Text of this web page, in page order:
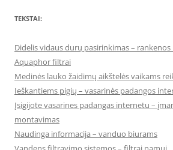
TEKSTAI:
Didelis vidaus durų pasirinkimas – rankenos
Aquaphor filtrai
Medinės lauko žaidimų aikštelės vaikams
Ieškantiems pigių – vasarinės padangos
Įsigijote vasarines padangas internetu –
montavimas
Naudinga informacija – vanduo biurams